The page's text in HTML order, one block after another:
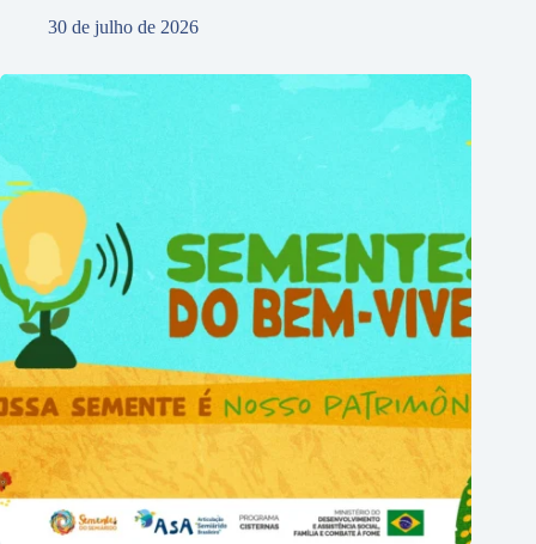
30 de julho de 2026